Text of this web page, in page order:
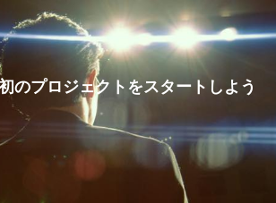
のプロジェクトをスタートしよう